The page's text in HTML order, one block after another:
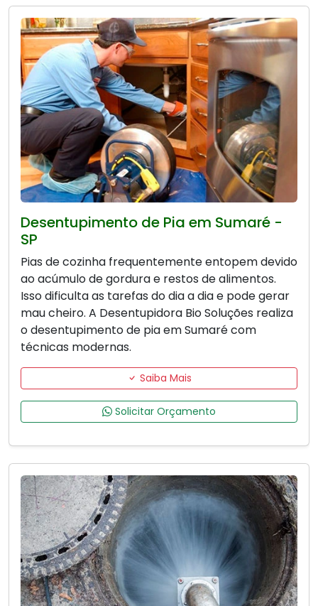
Desentupimento de Pia em Sumaré -
SP
Pias de cozinha frequentemente entopem devido
ao acúmulo de gordura e restos de alimentos.
Isso dificulta as tarefas do dia a dia e pode gerar
mau cheiro. A Desentupidora Bio Soluções realiza
o desentupimento de pia em Sumaré com
técnicas modernas.
Saiba Mais
Solicitar Orçamento